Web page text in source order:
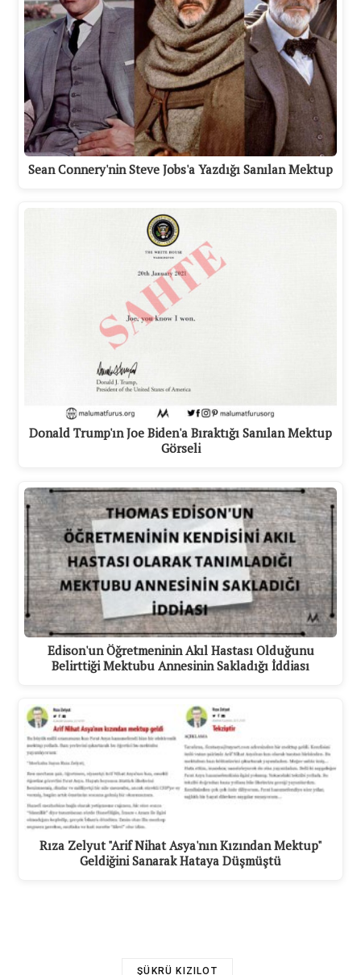
Sean Connery'nin Steve Jobs'a Yazdığı Sanılan Mektup
Donald Trump'ın Joe Biden'a Bıraktığı Sanılan Mektup
Görseli
Edison'un Öğretmeninin Akıl Hastası Olduğunu
Belirttiği Mektubu Annesinin Sakladığı İddiası
Rıza Zelyut "Arif Nihat Asya'nın Kızından Mektup"
Geldiğini Sanarak Hataya Düşmüştü
ŞÜKRÜ KIZILOT